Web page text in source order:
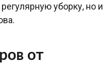
уборку, но и
от